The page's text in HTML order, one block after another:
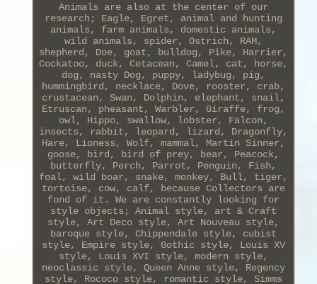
Animals are also at the center of our
research; Eagle, Egret, animal and hunting
animals, farm animals, domestic animals,
wild animals, spider, Ostrich, RAM,
shepherd, Doe, goat, bulldog, Pike, Harrier,
Cockatoo, duck, Cetacean, Camel, cat, horse,
dog, nasty Dog, puppy, ladybug, pig,
hummingbird, necklace, Dove, rooster, crab,
crustacean, Swan, Dolphin, elephant, snail,
Etruscan, pheasant, Warbler, Giraffe, frog,
owl, Hippo, swallow, lobster, Falcon,
insects, rabbit, leopard, lizard, Dragonfly,
Hare, Lioness, Wolf, mammal, Martin Sinner,
goose, bird, bird of prey, bear, Peacock,
butterfly, Perch, Parrot, Penguin, Fish,
foal, wild boar, snake, monkey, Bull, tiger,
tortoise, cow, calf, because Collectors are
fond of it. We are constantly looking for
style objects; Animal style, art & Craft
style, Art Deco style, Art Nouveau style,
baroque style, Chippendale style, cubist
style, Empire style, Gothic style, Louis XV
style, Louis XVI style, modern style,
neoclassic style, Queen Anne style, Regency
style, Rococo style, romantic style, Simms